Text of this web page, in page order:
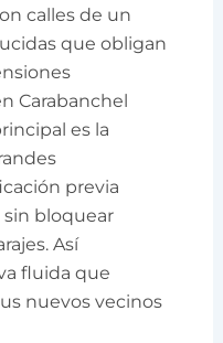
calles de un
que obligan
Carabanchel
es la
previa
bloquear
Así
fluida que
nuevos vecinos